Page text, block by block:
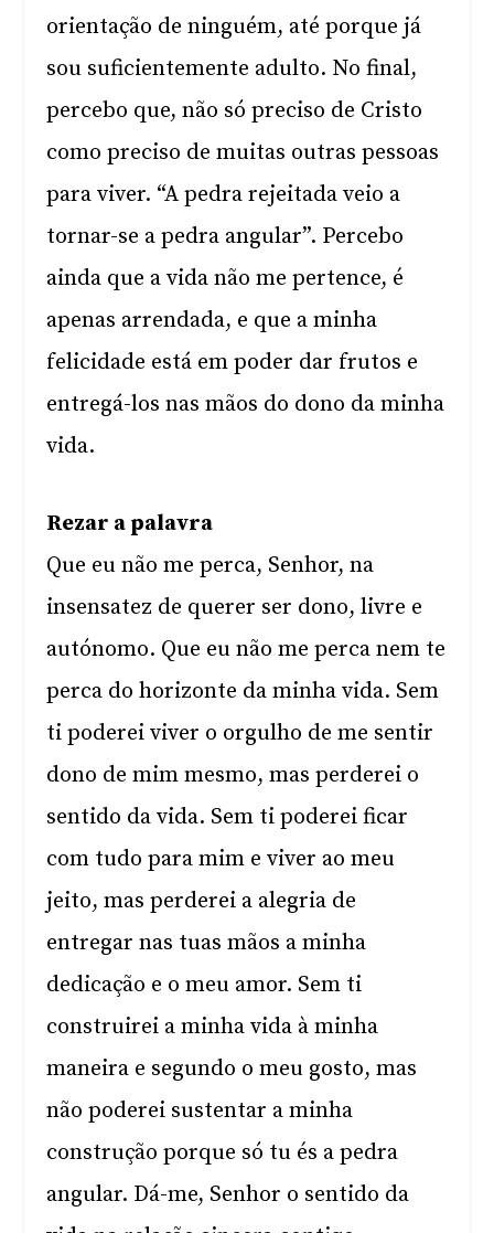
orientação de ninguém, até porque já
sou suficientemente adulto. No final,
percebo que, não só preciso de Cristo
como preciso de muitas outras pessoas
para viver. “A pedra rejeitada veio a
tornar-se a pedra angular”. Percebo
ainda que a vida não me pertence, é
apenas arrendada, e que a minha
felicidade está em poder dar frutos e
entregá-los nas mãos do dono da minha
vida.
Rezar a palavra
Que eu não me perca, Senhor, na
insensatez de querer ser dono, livre e
autónomo. Que eu não me perca nem te
perca do horizonte da minha vida. Sem
ti poderei viver o orgulho de me sentir
dono de mim mesmo, mas perderei o
sentido da vida. Sem ti poderei ficar
com tudo para mim e viver ao meu
jeito, mas perderei a alegria de
entregar nas tuas mãos a minha
dedicação e o meu amor. Sem ti
construirei a minha vida à minha
maneira e segundo o meu gosto, mas
não poderei sustentar a minha
construção porque só tu és a pedra
angular. Dá-me, Senhor o sentido da